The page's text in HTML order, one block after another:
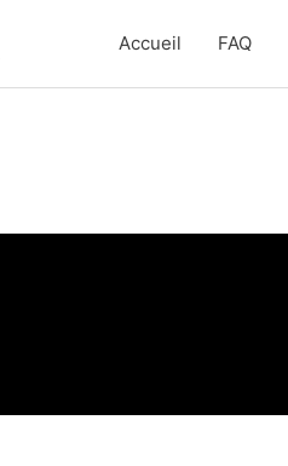
Accueil FAQ